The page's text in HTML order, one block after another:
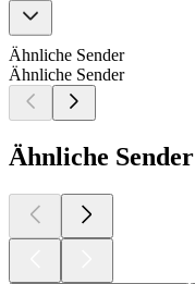
Ähnliche Sender
Ähnliche Sender
Ähnliche Sender